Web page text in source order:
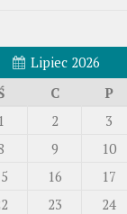
Lipiec 2026
C P
1 2 3
9 10
16 17
23 24